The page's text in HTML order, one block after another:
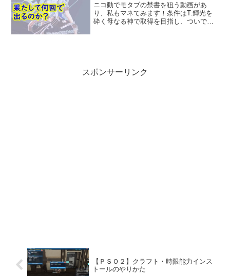
ニコ動でモタブの禁書を狙う動画があ
り、私もマネてみます！条件はT.輝光を
砕く母なる神で取得を目指し、ついでにS
スポンサーリンク
【ＰＳＯ２】クラフト・時限能力インス
トールのやりかた